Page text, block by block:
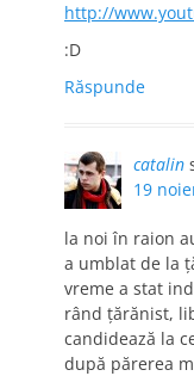
http://
:D
Răspunde
catalin
19
la noi în raion
a umblat de la
vreme a stat
rând ţărănist,
candidează la
după părerea